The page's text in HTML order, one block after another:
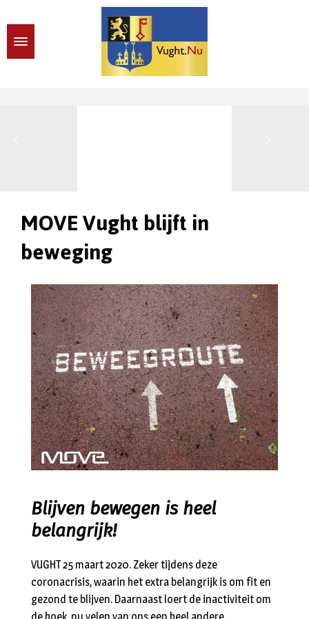
MOVE Vught blijft in
beweging
Blijven bewegen is heel
belangrijk!
VUGHT 25 maart 2020. Zeker tijdens deze
coronacrisis, waarin het extra belangrijk is om fit en
gezond te blijven. Daarnaast loert de inactiviteit om
de hoek, nu velen van ons een heel andere